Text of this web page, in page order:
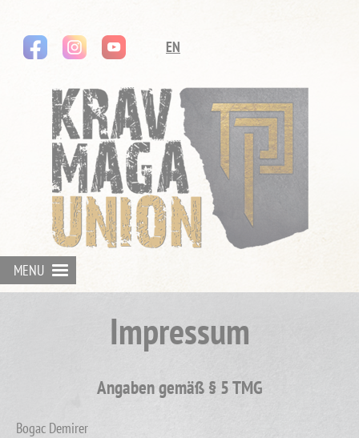
Navigation
überspringen
instagram youtube
EN
MENU
Impressum
Angaben gemäß § 5 TMG
Bogac Demirer